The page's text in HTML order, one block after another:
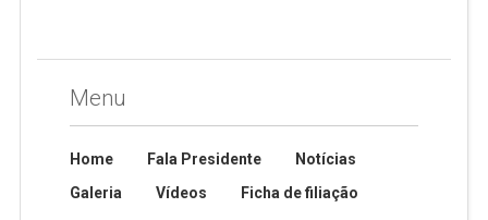
Menu
Home Fala Presidente
Notícias
Galeria
Vídeos
Ficha de filiação